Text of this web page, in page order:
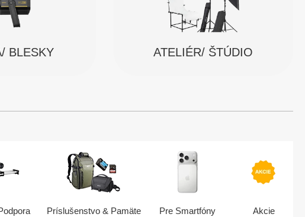
BLESKY ATELIÉR/ ŠTÚDIO
Príslušenstvo & Pamäte Pre Smartfóny Akcie